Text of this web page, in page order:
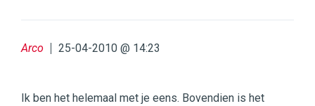
Arco 25-04-2010 @ 14:23
Ik ben het helemaal met je eens. Bovendien is het